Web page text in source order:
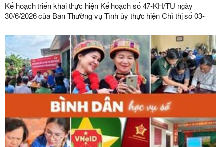
Kế hoạch triển khai thực hiện Kế hoạch số 47-KH/TU ngày
30/6/2026 của Ban Thường vụ Tỉnh ủy thực hiện Chỉ thị số 03-
đạo của Đảng đối với công tác quản lý, phát triển vật liệu xây
dựng trong giai đoạn mới